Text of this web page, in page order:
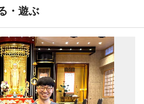
・遊ぶ